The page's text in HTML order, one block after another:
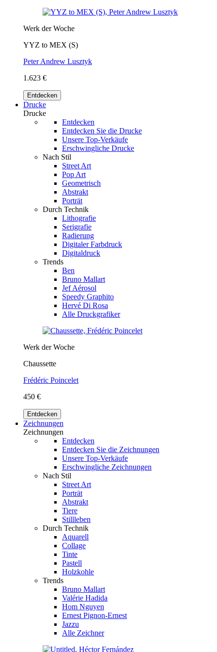
Werk der Woche
YYZ to MEX (S)
Peter Andrew Lusztyk
1.623 €
Entdecken
Drucke
Drucke
Entdecken
Entdecken Sie die Drucke
Unsere Top-Verkäufe
Erschwingliche Drucke
Nach Stil
Street Art
Pop Art
Geometrisch
Abstrakt
Porträt
Durch Technik
Lithografie
Serigrafie
Radierung
Digitaler Farbdruck
Digitaldruck
Trends
Ben
Bruno Mallart
Jef Aérosol
Speedy Graphito
Hervé Di Rosa
Alle Druckgrafiker
Werk der Woche
Chaussette
Frédéric Poincelet
450 €
Entdecken
Zeichnungen
Zeichnungen
Entdecken
Entdecken Sie die Zeichnungen
Unsere Top-Verkäufe
Erschwingliche Zeichnungen
Nach Stil
Street Art
Porträt
Abstrakt
Tiere
Stillleben
Durch Technik
Aquarell
Collage
Tinte
Pastell
Holzkohle
Trends
Bruno Mallart
Valérie Hadida
Hom Nguyen
Ernest Pignon-Ernest
Jazzu
Alle Zeichner